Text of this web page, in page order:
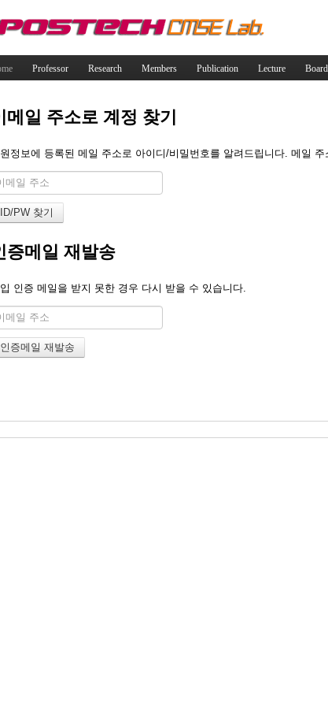
Professor Research Members Publication Lecture Board
메일 주소로 계정 찾기
정보에 등록된 메일 주소로 아이디/비밀번호를 알려드립니다. 메일
증메일 재발송
인증 메일을 받지 못한 경우 다시 받을 수 있습니다.